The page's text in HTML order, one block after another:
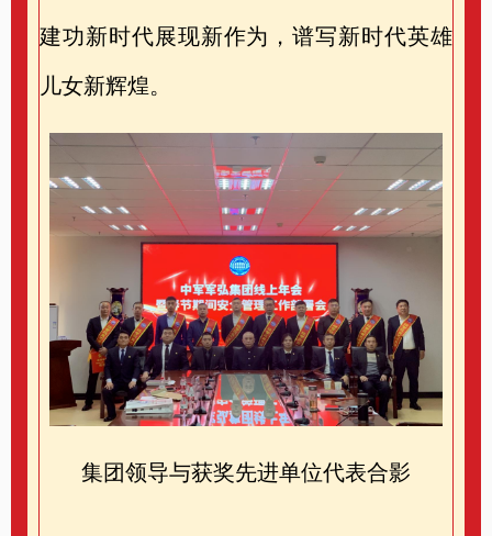
建功新时代展现新作为，谱写新时代英雄
儿女新辉煌。
集团领导与获奖先进单位代表合影